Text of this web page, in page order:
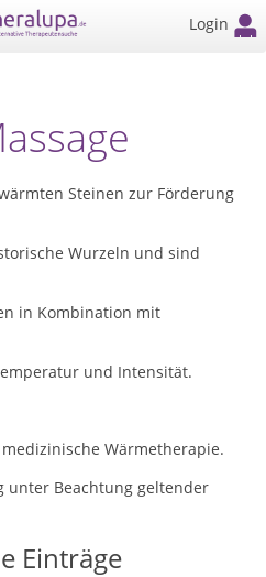
Login
Steinen zur Förderung
Wurzeln und sind
in Kombination mit
und Intensität.
Wärmetherapie.
unter Beachtung geltender
Einträge